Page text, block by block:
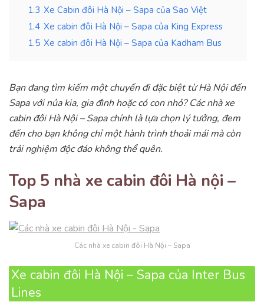
1.3 Xe Cabin đôi Hà Nội – Sapa của Sao Việt
1.4 Xe cabin đôi Hà Nội – Sapa của King Express
1.5 Xe cabin đôi Hà Nội – Sapa của Kadham Bus
Bạn đang tìm kiếm một chuyến đi đặc biệt từ Hà Nội đến
Sapa với nủa kia, gia đình hoặc có con nhỏ? Các nhà xe
cabin đôi Hà Nội – Sapa chính là lựa chọn lý tưởng, đem
đến cho bạn không chỉ một hành trình thoải mái mà còn
trải nghiệm độc đáo không thể quên.
Top 5 nhà xe cabin đôi Hà nội –
Sapa
Các nhà xe cabin đôi Hà Nội – Sapa
Xe cabin đôi Hà Nội – Sapa của Inter Bus
Lines